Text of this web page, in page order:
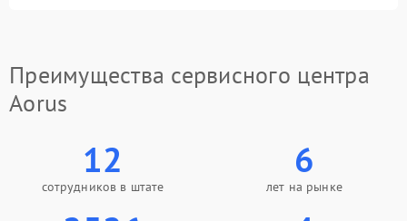
Преимущества сервисного центра
Aorus
12
сотрудников в штате
6
лет на рынке